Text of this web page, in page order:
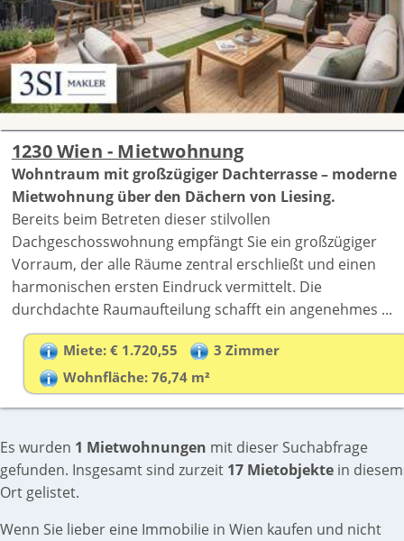
1230 Wien - Mietwohnung
Wohntraum mit großzügiger Dachterrasse – moderne
Mietwohnung über den Dächern von Liesing.
Bereits beim Betreten dieser stilvollen
Dachgeschosswohnung empfängt Sie ein großzügiger
Vorraum, der alle Räume zentral erschließt und einen
harmonischen ersten Eindruck vermittelt. Die
durchdachte Raumaufteilung schafft ein angenehmes ...
Miete: € 1.720,55
3 Zimmer
Wohnfläche: 76,74 m²
Es wurden 1 Mietwohnungen mit dieser Suchabfrage
gefunden. Insgesamt sind zurzeit 17 Mietobjekte in diesem
Ort gelistet.
Wenn Sie lieber eine Immobilie in Wien kaufen und nicht